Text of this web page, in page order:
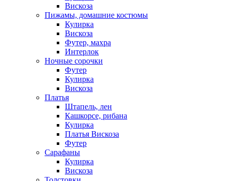
Вискоза
Пижамы, домашние костюмы
Кулирка
Вискоза
Футер, махра
Интерлок
Ночные сорочки
Футер
Кулирка
Вискоза
Платья
Штапель, лен
Кашкорсе, рибана
Кулирка
Платья Вискоза
Футер
Сарафаны
Кулирка
Вискоза